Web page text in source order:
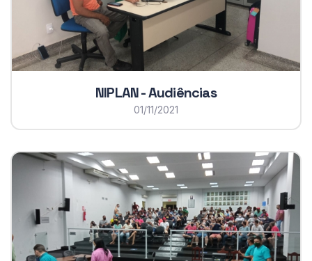
NIPLAN - Audiências
01/11/2021